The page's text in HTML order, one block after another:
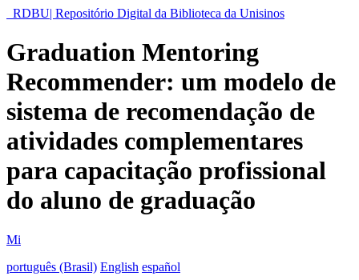
RDBU| Repositório Digital da Biblioteca da Unisinos
Graduation Mentoring
Recommender: um modelo de
sistema de recomendação de
atividades complementares
para capacitação profissional
do aluno de graduação
Mi
português (Brasil) English español